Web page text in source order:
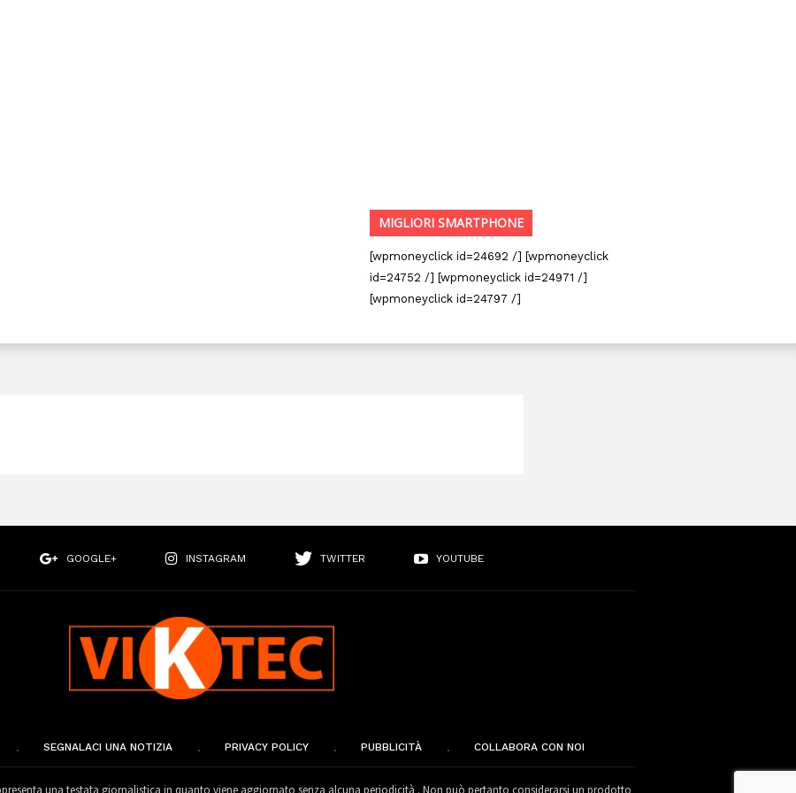
MIGLIORI SMARTPHONE
[wpmoneyclick id=24692 /] [wpmoneyclick
id=24752 /] [wpmoneyclick id=24971 /]
[wpmoneyclick id=24797 /]
GOOGLE+ INSTAGRAM TWITTER YOUTUBE
SEGNALACI UNA NOTIZIA PRIVACY POLICY PUBBLICITÀ COLLABORA CON NOI